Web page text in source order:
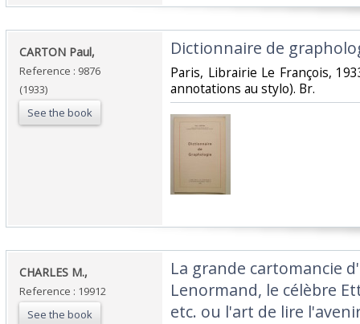
‎CARTON Paul,‎
Reference : 9876
(1933)
See the book
‎Dictionnaire de
‎Paris, Librairie Le François,
annotations au stylo). Br.‎
‎CHARLES M.,‎
Reference : 19912
See the book
‎La grande cartomancie
Lenormand, le célèbre
etc. ou l'art de lire